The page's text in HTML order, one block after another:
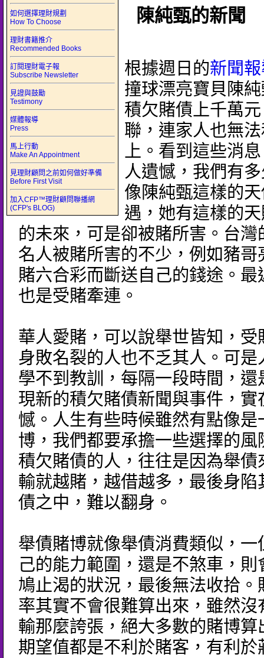
如何選擇理財規劃
How To Choose
理財書籍推介
Recommended Books
訂閱理財電子報
Subscribe Newsletter
見證與鼓勵
Testimony
媒體報導
Press
馬上行動
Make An Appointment
見理財顧問之前如何做好準備
Before First Visit
加入CFP™理財顧問聯播網
(CFP's BLOG)
陳純甄的新聞
根據週日的新聞
撞球漂亮寶貝陳
積欠賭債上千萬
聯，連家人也無
上。看到這些消
人遺憾，我們有
像陳純甄這樣的
遇，她有這樣的
的未來，可是卻被賭所害。台灣
名人被賭所害的不少，例如豬哥
賭六合彩而斷送自己的錢途。最
也是受賭牽連。
華人愛賭，可以說舉世皆知，受
身敗名裂的人也不乏其人。可是
學不到教訓，每隔一段時間，還
現新的積欠賭債新聞與事件，實
憾。人生有些時候雖然有點像是
博，我們都要承擔一些選擇的風
積欠賭債的人，往往是因為舉債
輸就越賭，越借越多，最後身陷
債之中，難以翻身。
舉債賭博就像舉債消費類似，一
己的能力範圍，還是不煞車，則
鳩止渴的狀況，最後無法收拾。
率其實不會很難算出來，雖然沒
輸那麼誇張，絕大多數的賭博算
期望值都是不利於賭客，有利於